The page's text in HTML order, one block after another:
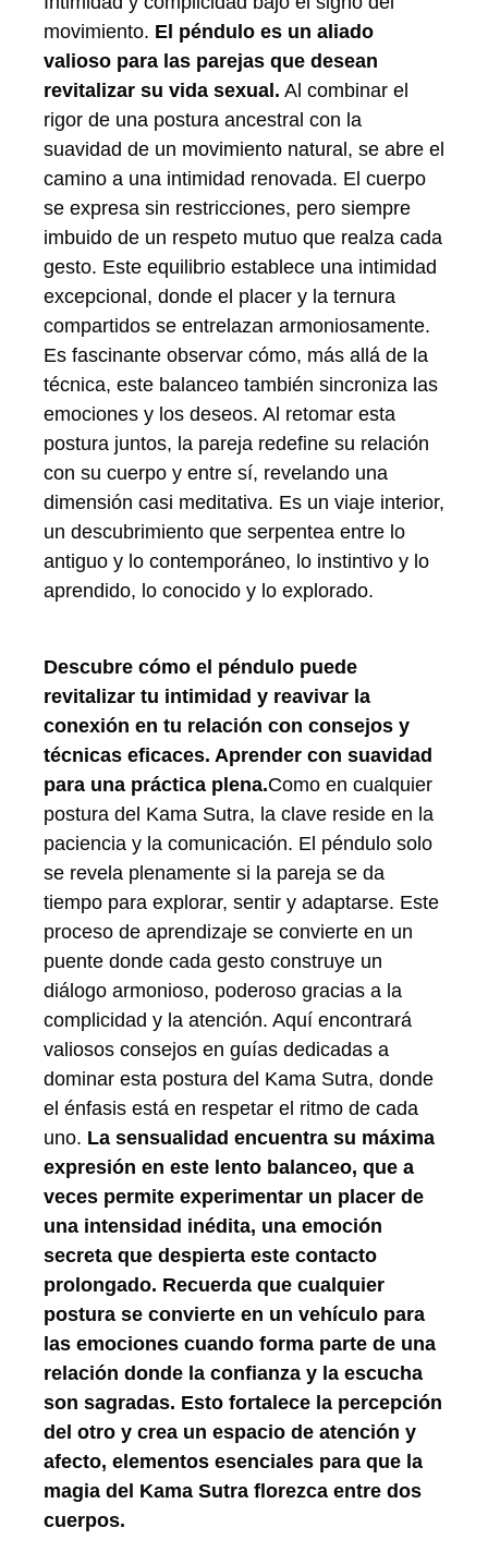
movimiento. El péndulo es un aliado
valioso para las parejas que desean
revitalizar su vida sexual. Al combinar el
rigor de una postura ancestral con la
suavidad de un movimiento natural, se abre el
camino a una intimidad renovada. El cuerpo
se expresa sin restricciones, pero siempre
imbuido de un respeto mutuo que realza cada
gesto. Este equilibrio establece una intimidad
excepcional, donde el placer y la ternura
compartidos se entrelazan armoniosamente.
Es fascinante observar cómo, más allá de la
técnica, este balanceo también sincroniza las
emociones y los deseos. Al retomar esta
postura juntos, la pareja redefine su relación
con su cuerpo y entre sí, revelando una
dimensión casi meditativa. Es un viaje interior,
un descubrimiento que serpentea entre lo
antiguo y lo contemporáneo, lo instintivo y lo
aprendido, lo conocido y lo explorado.
Descubre cómo el péndulo puede
revitalizar tu intimidad y reavivar la
conexión en tu relación con consejos y
técnicas eficaces. Aprender con suavidad
para una práctica plena.Como en cualquier
postura del Kama Sutra, la clave reside en la
paciencia y la comunicación. El péndulo solo
se revela plenamente si la pareja se da
tiempo para explorar, sentir y adaptarse. Este
proceso de aprendizaje se convierte en un
puente donde cada gesto construye un
diálogo armonioso, poderoso gracias a la
complicidad y la atención. Aquí encontrará
valiosos consejos en guías dedicadas a
dominar esta postura del Kama Sutra, donde
el énfasis está en respetar el ritmo de cada
uno. La sensualidad encuentra su máxima
expresión en este lento balanceo, que a
veces permite experimentar un placer de
una intensidad inédita, una emoción
secreta que despierta este contacto
prolongado. Recuerda que cualquier
postura se convierte en un vehículo para
las emociones cuando forma parte de una
relación donde la confianza y la escucha
son sagradas. Esto fortalece la percepción
del otro y crea un espacio de atención y
afecto, elementos esenciales para que la
magia del Kama Sutra florezca entre dos
cuerpos.